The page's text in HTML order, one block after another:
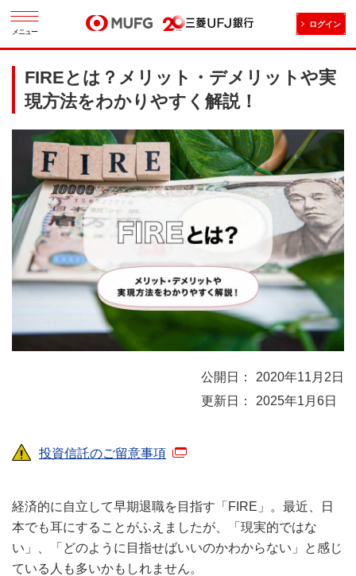
メニュー
ログイン
FIREとは？メリット・デメリットや実
現方法をわかりやすく解説！
2020年11月2日
2025年1月6日
投資信託のご留意事項
経済的に自立して早期退職を目指す「FIRE」。最近、日
本でも耳にすることがふえましたが、「現実的ではな
い」、「どのように目指せばいいのかわからない」と感じ
ている人も多いかもしれません。